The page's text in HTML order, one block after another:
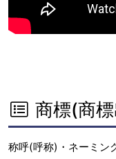
商標(商
称呼(呼称)・ネーミン